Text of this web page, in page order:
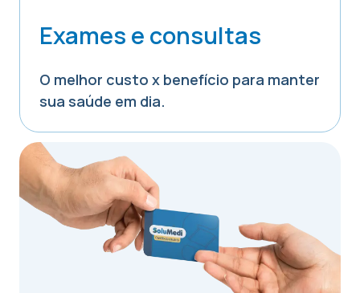
Exames e consultas
O melhor custo x benefício para manter
sua saúde em dia.